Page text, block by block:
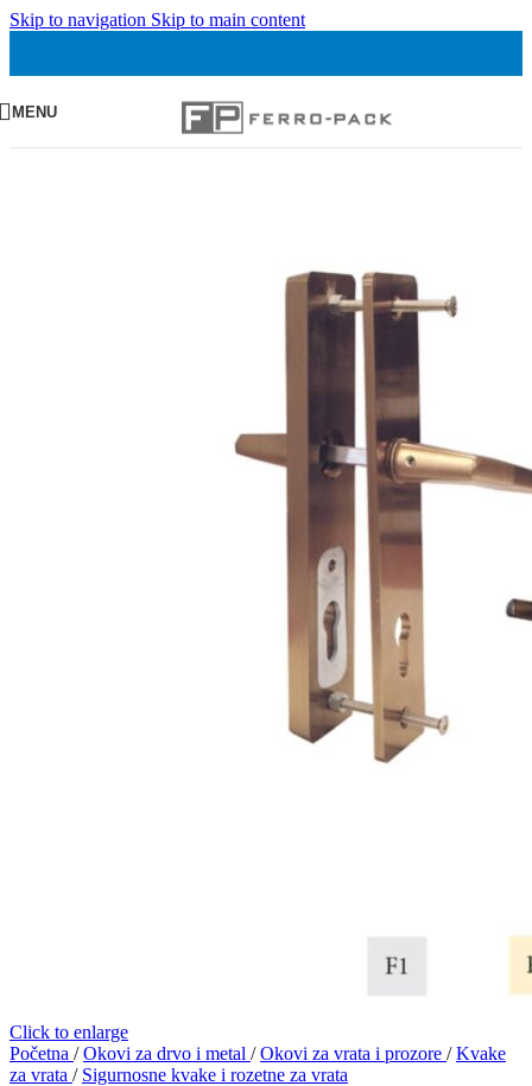
Skip to navigation Skip to main content
MENU
Click to enlarge
Početna / Okovi za drvo i metal / Okovi za vrata i prozore / Kvake
za vrata / Sigurnosne kvake i rozetne za vrata